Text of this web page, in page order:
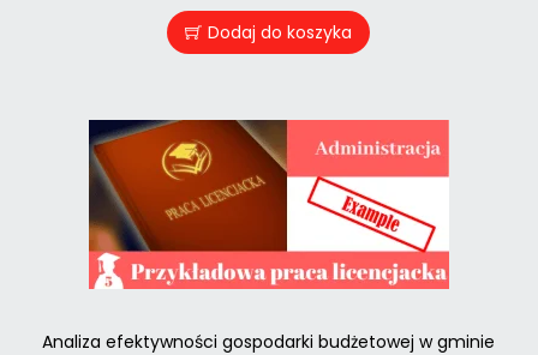
Dodaj do koszyka
Analiza efektywności gospodarki budżetowej w gminie